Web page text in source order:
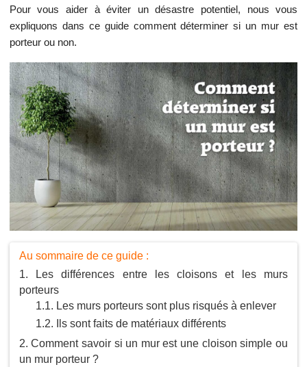
Pour vous aider à éviter un désastre potentiel, nous vous
expliquons dans ce guide comment déterminer si un mur est
porteur ou non.
Au sommaire de ce guide :
Les différences entre les cloisons et les murs
porteurs
Les murs porteurs sont plus risqués à enlever
Ils sont faits de matériaux différents
Comment savoir si un mur est une cloison simple ou
un mur porteur ?